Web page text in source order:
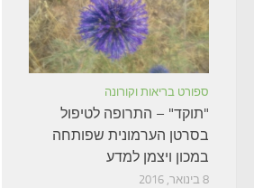
ספורט בריאות וקורונה
"תוקד" – התרופה לטיפול
בסרטן הערמונית שפותחה
במכון ויצמן למדע
8 בינואר, 2016